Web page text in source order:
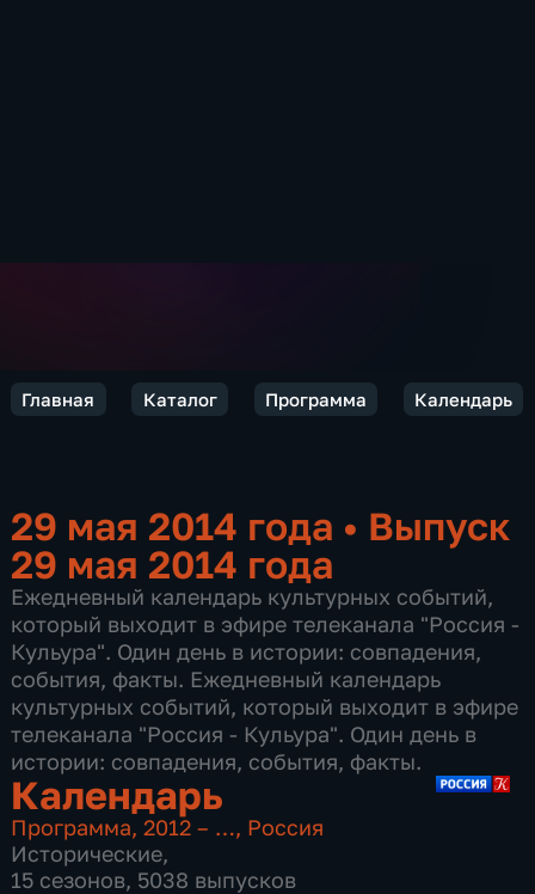
Главная Каталог Программа Календарь
29 мая 2014 года • Выпуск
29 мая 2014 года
Ежедневный календарь культурных событий,
который выходит в эфире телеканала "Россия -
Кульура". Один день в истории: совпадения,
события, факты. Ежедневный календарь
культурных событий, который выходит в эфире
телеканала "Россия - Кульура". Один день в
истории: совпадения, события, факты.
Календарь
Программа,2012 – …, Россия
Исторические,
15 сезонов, 5038 выпусков